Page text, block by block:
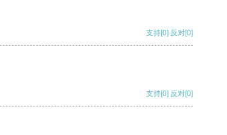
支持[0] 反对[0]
支持[0] 反对[0]